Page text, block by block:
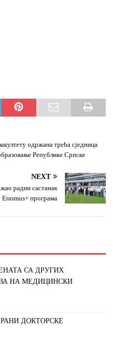
одржана трећа сједница
Републике Српске
NEXT
радни састанак
програма
СА ДРУГИХ
НА МЕДИЦИНСКИ
ДОКТОРСКЕ